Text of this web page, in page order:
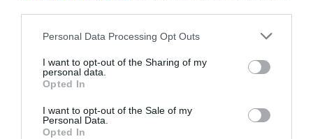
Please note that this website/app uses one or more Google
not limited to your visit or usage behaviour. You may click to
grant or deny consent to Google and its third-party tags to
use your data for below specified purposes in below Google
consent section.
Personal Data Processing Opt Outs
I want to opt-out of the Sharing of my
personal data.
Opted In
I want to opt-out of the Sale of my
Personal Data.
Opted In
Kr Pranoy
2019. November 4.
We had high expectations of
meeting up place last night.